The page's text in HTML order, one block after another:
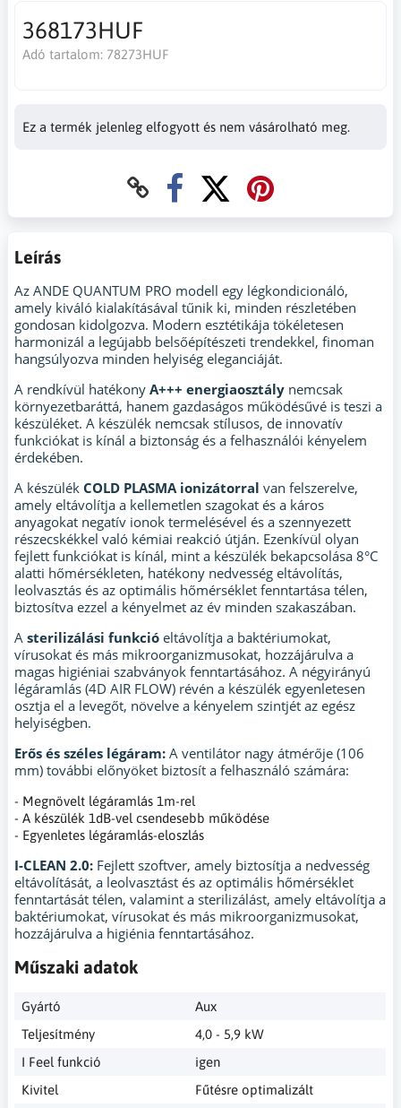
368173HUF
Adó tartalom: 78273HUF
Ez a termék jelenleg elfogyott és nem vásárolható meg.
Leírás
Az ANDE QUANTUM PRO modell egy légkondicionáló,
amely kiváló kialakításával tűnik ki, minden részletében
gondosan kidolgozva. Modern esztétikája tökéletesen
harmonizál a legújabb belsőépítészeti trendekkel, finoman
hangsúlyozva minden helyiség eleganciáját.
A rendkívül hatékony A+++ energiaosztály nemcsak
környezetbaráttá, hanem gazdaságos működésűvé is teszi a
készüléket. A készülék nemcsak stílusos, de innovatív
funkciókat is kínál a biztonság és a felhasználói kényelem
érdekében.
A készülék COLD PLASMA ionizátorral van felszerelve,
amely eltávolítja a kellemetlen szagokat és a káros
anyagokat negatív ionok termelésével és a szennyezett
részecskékkel való kémiai reakció útján. Ezenkívül olyan
fejlett funkciókat is kínál, mint a készülék bekapcsolása 8°C
alatti hőmérsékleten, hatékony nedvesség eltávolítás,
leolvasztás és az optimális hőmérséklet fenntartása télen,
biztosítva ezzel a kényelmet az év minden szakaszában.
A sterilizálási funkció eltávolítja a baktériumokat,
vírusokat és más mikroorganizmusokat, hozzájárulva a
magas higiéniai szabványok fenntartásához. A négyirányú
légáramlás (4D AIR FLOW) révén a készülék egyenletesen
osztja el a levegőt, növelve a kényelem szintjét az egész
helyiségben.
Erős és széles légáram: A ventilátor nagy átmérője (106
mm) további előnyöket biztosít a felhasználó számára:
- Megnövelt légáramlás 1m-rel
- A készülék 1dB-vel csendesebb működése
- Egyenletes légáramlás-eloszlás
I-CLEAN 2.0: Fejlett szoftver, amely biztosítja a nedvesség
eltávolítását, a leolvasztást és az optimális hőmérséklet
fenntartását télen, valamint a sterilizálást, amely eltávolítja a
baktériumokat, vírusokat és más mikroorganizmusokat,
hozzájárulva a higiénia fenntartásához.
Műszaki adatok
Gyártó
Aux
Teljesítmény
4,0 - 5,9 kW
I Feel funkció
igen
Kivitel
Fűtésre optimalizált